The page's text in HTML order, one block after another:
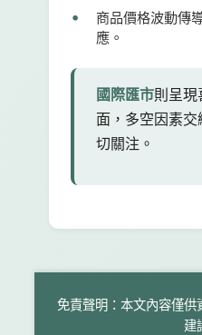
商品價格波動傳
應。
國際匯市則呈
面，多空因素
切關注。
免責聲明：本文內容僅
建